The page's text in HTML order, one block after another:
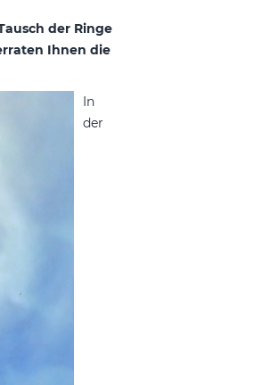
der Ringe
Ihnen die
In
der